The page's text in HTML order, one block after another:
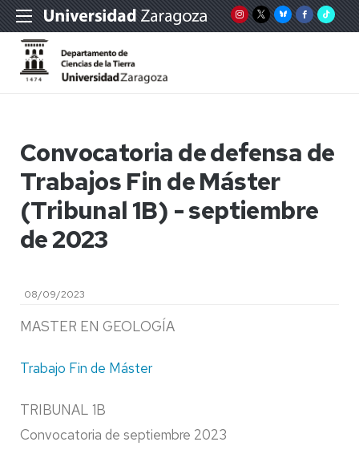
Convocatoria de defensa de
Trabajos Fin de Máster
(Tribunal 1B) - septiembre
de 2023
08/09/2023
MASTER EN GEOLOGÍA
Trabajo Fin de Máster
TRIBUNAL 1B
Convocatoria de septiembre 2023